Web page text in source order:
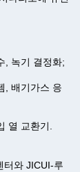
, 녹기 결정화;
, 배기가스 응
열 교환기.
터와 JICUI-루